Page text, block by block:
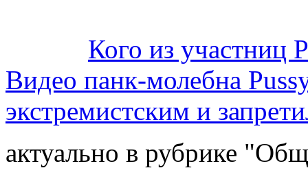
Кого из участниц
Видео панк-молебна
экстремистским и
актуально в рубрике